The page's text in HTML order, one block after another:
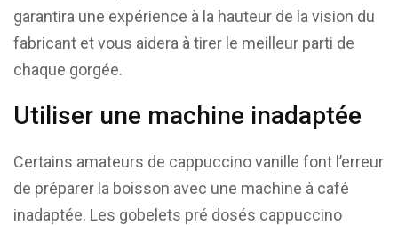
garantira une expérience à la hauteur de la vision du
fabricant et vous aidera à tirer le meilleur parti de
chaque gorgée.
Utiliser une machine inadaptée
Certains amateurs de cappuccino vanille font l’erreur
de préparer la boisson avec une machine à café
inadaptée. Les gobelets pré dosés cappuccino